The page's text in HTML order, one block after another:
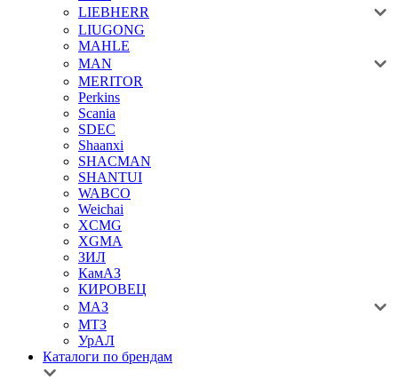
LIEBHERR
LIUGONG
MAHLE
MAN
MERITOR
Perkins
Scania
SDEC
Shaanxi
SHACMAN
SHANTUI
WABCO
Weichai
XCMG
XGMA
ЗИЛ
КамАЗ
КИРОВЕЦ
МАЗ
МТЗ
УрАЛ
Каталоги по брендам